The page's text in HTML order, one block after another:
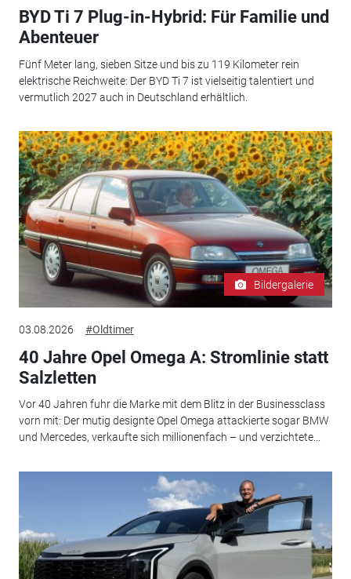
BYD Ti 7 Plug-in-Hybrid: Für Familie und
Abenteuer
Fünf Meter lang, sieben Sitze und bis zu 119 Kilometer rein
elektrische Reichweite: Der BYD Ti 7 ist vielseitig talentiert und
vermutlich 2027 auch in Deutschland erhältlich.
Bildergalerie
03.08.2026 #Oldtimer
40 Jahre Opel Omega A: Stromlinie statt
Salzletten
Vor 40 Jahren fuhr die Marke mit dem Blitz in der Businessclass
vorn mit: Der mutig designte Opel Omega attackierte sogar BMW
und Mercedes, verkaufte sich millionenfach – und verzichtete...